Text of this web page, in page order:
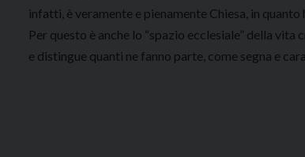
infatti, è veramente e pienamente Chiesa, in
Per questo è anche lo “spazio ecclesiale” della
e distingue quanti ne fanno parte, come segna e